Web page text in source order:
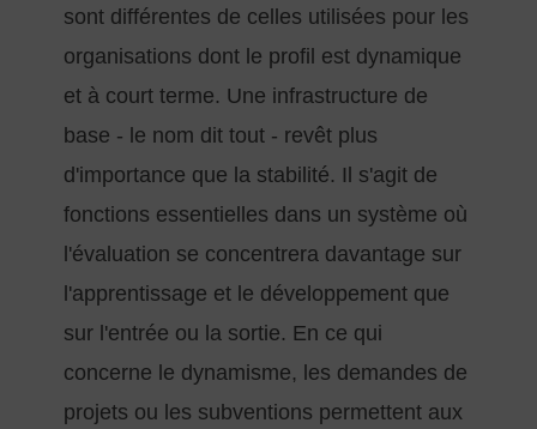
sont différentes de celles utilisées pour les
organisations dont le profil est dynamique
et à court terme. Une infrastructure de
base - le nom dit tout - revêt plus
d'importance que la stabilité. Il s'agit de
fonctions essentielles dans un système où
l'évaluation se concentrera davantage sur
l'apprentissage et le développement que
sur l'entrée ou la sortie. En ce qui
concerne le dynamisme, les demandes de
projets ou les subventions permettent aux